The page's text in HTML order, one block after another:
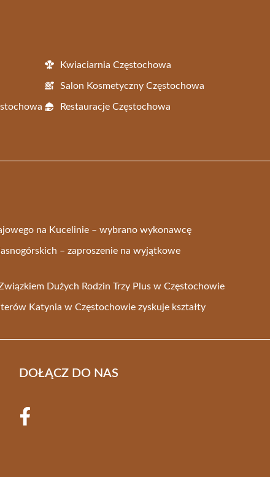
Kwiaciarnia Częstochowa
Salon Kosmetyczny Częstochowa
Restauracje Częstochowa
na Kucelinie – wybrano wykonawcę
– zaproszenie na wyjątkowe
Dużych Rodzin Trzy Plus w Częstochowie
Katynia w Częstochowie zyskuje kształty
DOŁĄCZ DO NAS